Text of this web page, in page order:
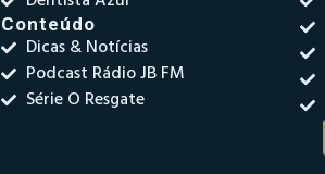
Conteúdo
Dicas & Notícias
Podcast Rádio JB FM
Série O Resgate